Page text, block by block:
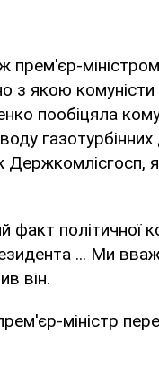
прем'єр-
з якою
пообіцяла
газотурбінних
Держкомлісгосп,
політичної
... Ми
він.
міністр